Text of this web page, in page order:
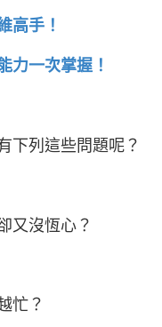
高手！
力一次掌握！
下列這些問題呢？
又沒恆心？
忙？